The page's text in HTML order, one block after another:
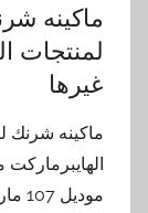
ماكينه
لمنتجات
غيرها
ماكينه شرنك